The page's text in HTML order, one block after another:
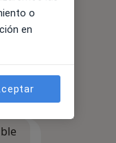
o
en